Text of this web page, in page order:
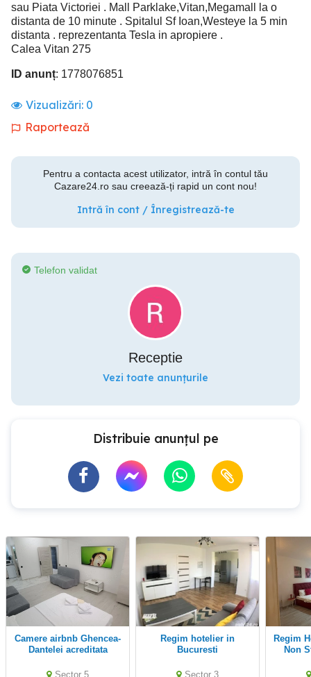
sau Piata Victoriei . Mall Parklake,Vitan,Megamall la o
distanta de 10 minute . Spitalul Sf Ioan,Westeye la 5 min
distanta . reprezentanta Tesla in apropiere .
Calea Vitan 275
ID anunț: 1778076851
Vizualizări: 0
Raportează
Pentru a contacta acest utilizator, intră în contul tău
Cazare24.ro sau creează-ți rapid un cont nou!
Intră în cont / Înregistrează-te
Telefon validat
Receptie
Vezi toate anunțurile
Distribuie anunțul pe
Camere airbnb Ghencea-
Dantelei acreditata
Digitalizarii siTurismului
Sector 5
Regim hotelier in
Bucuresti
Sector 3
Regim Hotelier Bucuresti
Non